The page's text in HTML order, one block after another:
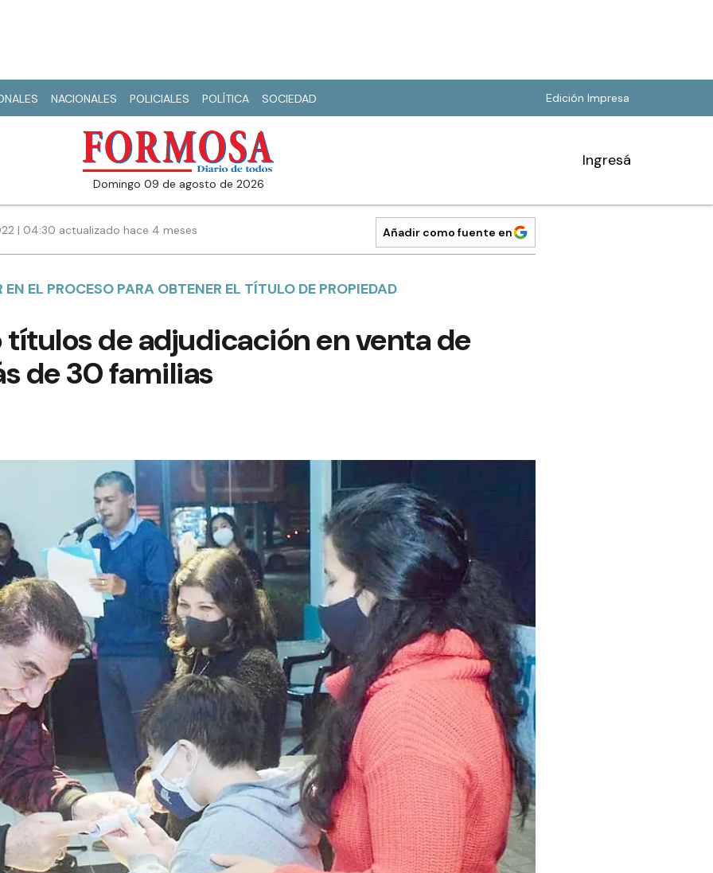
NACIONALES POLICIALES POLÍTICA SOCIEDAD Edición Impresa
domingo 09 de agosto de 2026
Ingresá
| 04:30 actualizado hace 4 meses Añadir como fuente en
EL PROCESO PARA OBTENER EL TÍTULO DE PROPIEDAD
de adjudicación en venta de
de 30 familias